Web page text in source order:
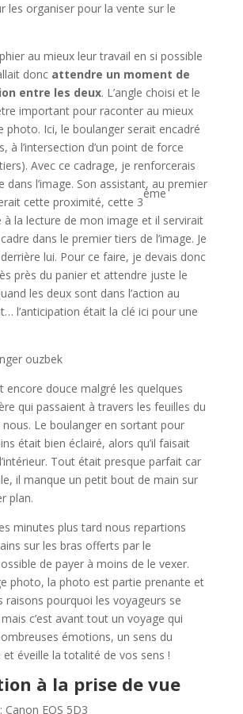
les organiser pour la vente sur le
au mieux leur travail en si possible
donc attendre un moment de
entre les deux. L’angle choisi et le
important pour raconter au mieux
photo. Ici, le boulanger serait encadré
à l’intersection d’un point de force
Avec ce cadrage, je renforcerais
dans l’image. Son assistant, au premier
cette proximité, cette 3
ème
à la lecture de mon image et il servirait
dans le premier tiers de l’image. Je
lui. Pour ce faire, je devais donc
près du panier et attendre juste le
les deux sont dans l’action au
l’anticipation était la clé ici pour une
encore douce malgré les quelques
qui passaient à travers les feuilles du
Le boulanger en sortant pour
était bien éclairé, alors qu’il faisait
Tout était presque parfait car
il manque un petit bout de main sur
plan.
minutes plus tard nous repartions
sur les bras offerts par le
de payer à moins de le vexer.
photo, la photo est partie prenante et
raisons pourquoi les voyageurs se
c’est avant tout un voyage qui
émotions, un sens du
éveille la totalité de vos sens !
à la prise de vue
EOS 5D3